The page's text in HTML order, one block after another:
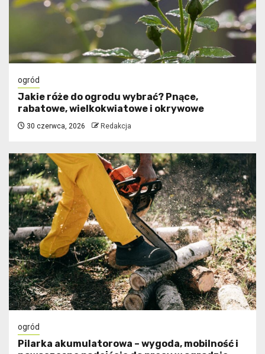
ogród
Jakie róże do ogrodu wybrać? Pnące,
rabatowe, wielkokwiatowe i okrywowe
30 czerwca, 2026 Redakcja
ogród
Pilarka akumulatorowa – wygoda, mobilność i